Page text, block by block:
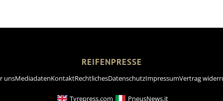
REIFENPRESSE
unsMediadatenKontaktRechtlichesDatenschutzImpressumVertrag
Tyrepress.com PneusNews.it